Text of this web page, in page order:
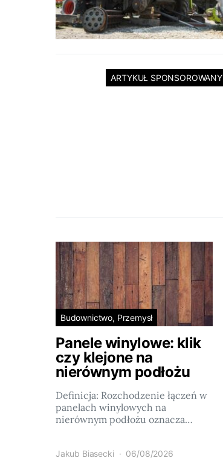
ARTYKUŁ SPONSOROWANY
Budownictwo, Przemysł
Panele winylowe: klik
czy klejone na
nierównym podłożu
Definicja: Rozchodzenie łączeń w
panelach winylowych na
nierównym podłożu oznacza…
Jakub Biasecki 06/08/2026